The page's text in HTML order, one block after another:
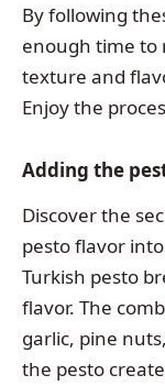
By following
enough time to
texture and
Enjoy the
Adding the
Discover the
pesto flavor
Turkish pesto
flavor. The
garlic, pine
the pesto